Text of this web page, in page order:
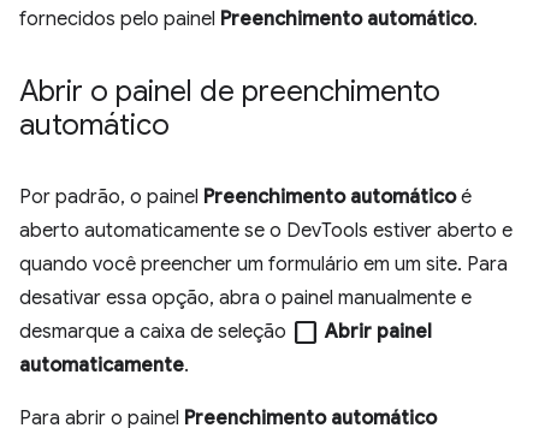
fornecidos pelo painel Preenchimento automático.
Abrir o painel de preenchimento
automático
Por padrão, o painel Preenchimento automáticoé
aberto automaticamente se o DevTools estiver aberto e
quando você preencher um formulário em um site. Para
desativar essa opção, abra o painel manualmente e
desmarque a caixa de seleção check_box_outline_blank Abrir painel
automaticamente.
Para abrir o painel Preenchimento automático